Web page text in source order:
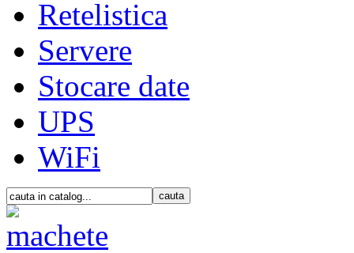
Retelistica
Servere
Stocare date
UPS
WiFi